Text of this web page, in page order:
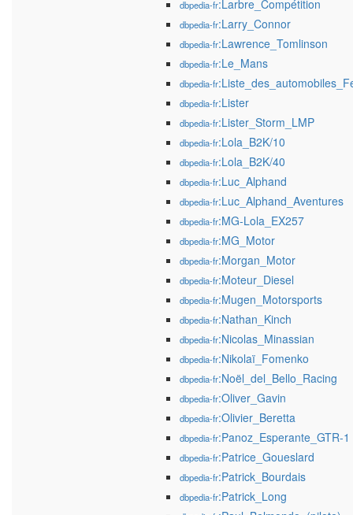
dbpedia-fr:Larbre_Compétition
dbpedia-fr:Larry_Connor
dbpedia-fr:Lawrence_Tomlinson
dbpedia-fr:Le_Mans
dbpedia-fr
dbpedia-fr:Lister
dbpedia-fr:Lister_Storm_LMP
dbpedia-fr:Lola_B2K/10
dbpedia-fr:Lola_B2K/40
dbpedia-fr:Luc_Alphand
dbpedia-fr:Luc_Alphand_Aventures
dbpedia-fr:MG-Lola_EX257
dbpedia-fr:MG_Motor
dbpedia-fr:Morgan_Motor
dbpedia-fr:Moteur_Diesel
dbpedia-fr:Mugen_Motorsports
dbpedia-fr:Nathan_Kinch
dbpedia-fr:Nicolas_Minassian
dbpedia-fr:Nikolaï_Fomenko
dbpedia-fr:Noël_del_Bello_Racing
dbpedia-fr:Oliver_Gavin
dbpedia-fr:Olivier_Beretta
dbpedia-fr:Panoz_Esperante_GTR-1
dbpedia-fr:Patrice_Goueslard
dbpedia-fr:Patrick_Bourdais
dbpedia-fr:Patrick_Long